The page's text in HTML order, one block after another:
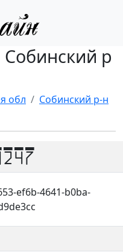
р
обл
Собинский р-н
ef6b-4641-b0ba-